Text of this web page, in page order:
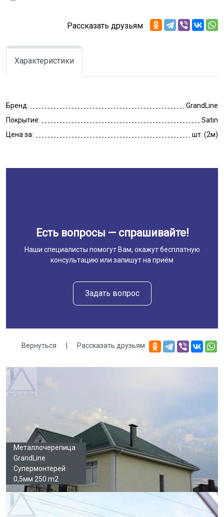
Рассказать друзьям
Характеристики
Бренд:
GrandLine
Покрытие:
Satin
Цена за:
шт. (2м)
Есть вопросы — спрашивайте!
Наши специалисты помогут Вам, окажут бесплатную
консультацию или запишут на приём
Задать вопрос
Вернуться | Рассказать друзьям
Галерея
Металлочерепица
GrandLine
Супермонтерей
0,5мм 250 m2